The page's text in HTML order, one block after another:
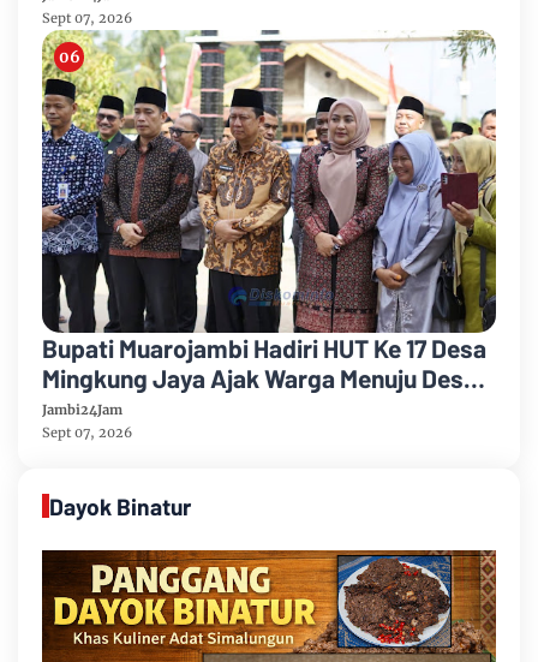
Sept 07, 2026
Bupati Muarojambi Hadiri HUT Ke 17 Desa
Mingkung Jaya Ajak Warga Menuju Desa
Mandiri 2026
Jambi24Jam
Sept 07, 2026
Dayok Binatur